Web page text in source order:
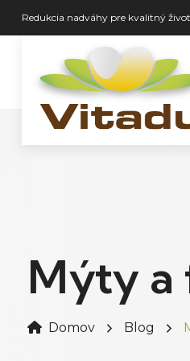
Redukcia nadváhy pre kvalitný
Mýty
Domov Blog